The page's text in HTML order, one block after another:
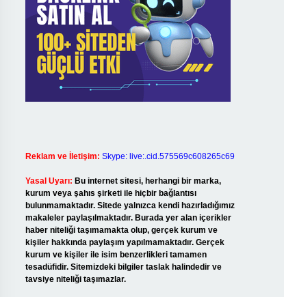
Reklam ve İletişim: Skype: live:.cid.575569c608265c69
Yasal Uyarı: Bu internet sitesi, herhangi bir marka,
kurum veya şahıs şirketi ile hiçbir bağlantısı
bulunmamaktadır. Sitede yalnızca kendi hazırladığımız
makaleler paylaşılmaktadır. Burada yer alan içerikler
haber niteliği taşımamakta olup, gerçek kurum ve
kişiler hakkında paylaşım yapılmamaktadır. Gerçek
kurum ve kişiler ile isim benzerlikleri tamamen
tesadüfidir. Sitemizdeki bilgiler taslak halindedir ve
tavsiye niteliği taşımazlar.